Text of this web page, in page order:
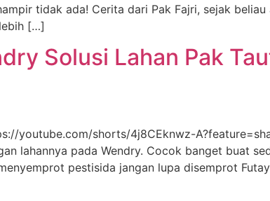
tidak ada! Cerita dari Pak Fajri, sejak
[…]
Solusi Lahan Pak
youtube.com/shorts/4j8CEknwz-
lahannya pada Wendry. Cocok banget buat
pestisida jangan lupa disemprot